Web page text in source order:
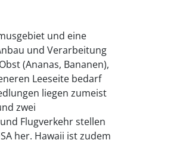
und eine
und Verarbeitung
(Ananas, Bananen),
Leeseite bedarf
liegen zumeist
zwei
Flugverkehr stellen
her. Hawaii ist zudem